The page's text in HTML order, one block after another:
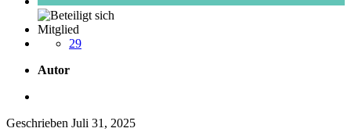
Mitglied
29
Autor
Geschrieben Juli 31, 2025